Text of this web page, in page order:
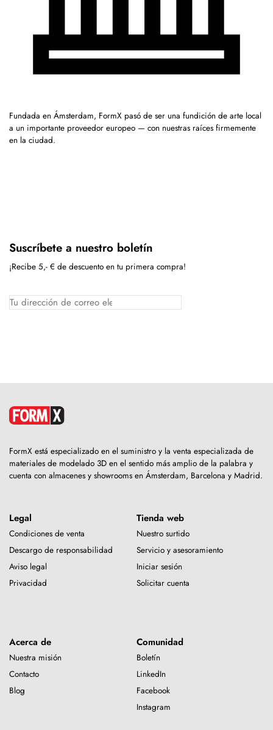
Fundada en Ámsterdam, FormX pasó de ser una fundición de arte local
a un importante proveedor europeo — con nuestras raíces firmemente
en la ciudad.
Suscríbete a nuestro boletín
¡Recibe 5,- € de descuento en tu primera compra!
FormX está especializado en el suministro y la venta especializada de
materiales de modelado 3D en el sentido más amplio de la palabra y
cuenta con almacenes y showrooms en Ámsterdam, Barcelona y Madrid.
Legal
Condiciones de venta
Descargo de responsabilidad
Aviso legal
Privacidad
Tienda web
Nuestro surtido
Servicio y asesoramiento
Iniciar sesión
Solicitar cuenta
Acerca de
Nuestra misión
Contacto
Blog
Comunidad
Boletín
LinkedIn
Facebook
Instagram